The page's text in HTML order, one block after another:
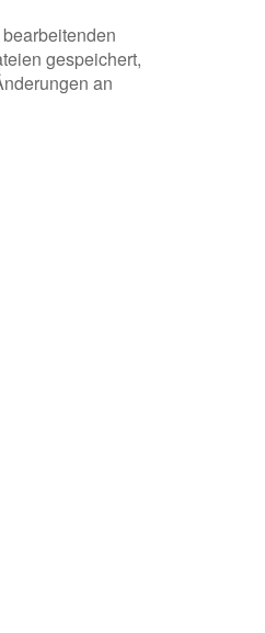
gespeichert,
an